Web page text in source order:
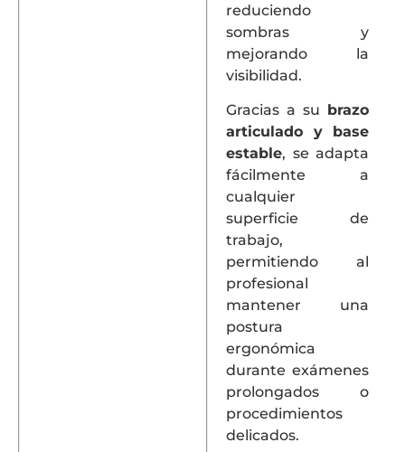
reduciendo
sombras y
mejorando la
visibilidad.
Gracias a su brazo
articulado y base
estable, se adapta
fácilmente a
cualquier
superficie de
trabajo,
permitiendo al
profesional
mantener una
postura
ergonómica
durante exámenes
prolongados o
procedimientos
delicados.